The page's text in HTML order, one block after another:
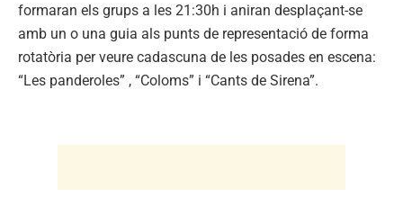
formaran els grups a les 21:30h i aniran desplaçant-se
amb un o una guia als punts de representació de forma
rotatòria per veure cadascuna de les posades en escena:
“Les panderoles” , “Coloms” i “Cants de Sirena”.